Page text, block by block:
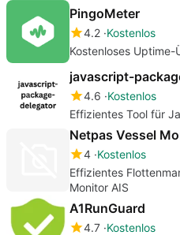
PingoMeter
4.2 Kostenlos
Kostenloses
javascript-
4.6 Kostenlos
Effizientes Tool für
Netpas Vessel
4 Kostenlos
Effizientes
Monitor AIS
A1RunGuard
4.7 Kostenlos